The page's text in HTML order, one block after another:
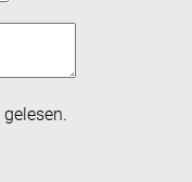
gelesen.